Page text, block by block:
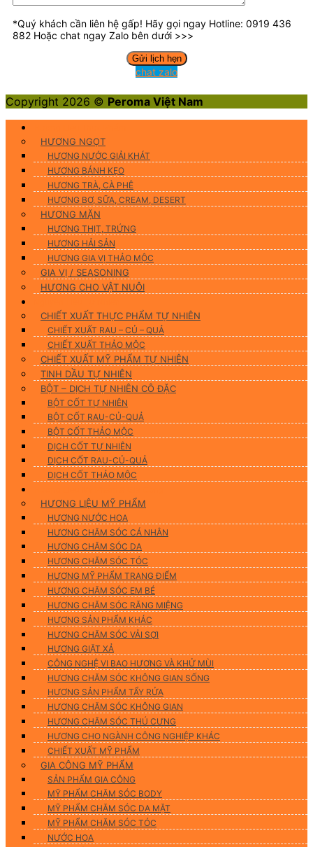
*Quý khách cần liên hệ gấp! Hãy gọi ngay Hotline: 0919 436
882 Hoặc chat ngay Zalo bên dưới >>>
chat zalo
Copyright 2026 © Peroma Việt Nam
HƯƠNG NGỌT
HƯƠNG NƯỚC GIẢI KHÁT
HƯƠNG BÁNH KẸO
HƯƠNG TRÀ, CÀ PHÊ
HƯƠNG BƠ, SỮA, CREAM, DESERT
HƯƠNG MẶN
HƯƠNG THỊT, TRỨNG
HƯƠNG HẢI SẢN
HƯƠNG GIA VỊ THẢO MỘC
GIA VỊ / SEASONING
HƯƠNG CHO VẬT NUÔI
CHIẾT XUẤT THỰC PHẨM TỰ NHIÊN
CHIẾT XUẤT RAU – CỦ – QUẢ
CHIẾT XUẤT THẢO MỘC
CHIẾT XUẤT MỸ PHẨM TỰ NHIÊN
TINH DẦU TỰ NHIÊN
BỘT – DỊCH TỰ NHIÊN CÔ ĐẶC
BỘT CỐT TỰ NHIÊN
BỘT CỐT RAU-CỦ-QUẢ
BỘT CỐT THẢO MỘC
DỊCH CỐT TỰ NHIÊN
DỊCH CỐT RAU-CỦ-QUẢ
DỊCH CỐT THẢO MỘC
HƯƠNG LIỆU MỸ PHẨM
HƯƠNG NƯỚC HOA
HƯƠNG CHĂM SÓC CÁ NHÂN
HƯƠNG CHĂM SÓC DA
HƯƠNG CHĂM SÓC TÓC
HƯƠNG MỸ PHẨM TRANG ĐIỂM
HƯƠNG CHĂM SÓC EM BÉ
HƯƠNG CHĂM SÓC RĂNG MIỆNG
HƯƠNG SẢN PHẨM KHÁC
HƯƠNG CHĂM SÓC VẢI SỢI
HƯƠNG GIẶT XẢ
CÔNG NGHỆ VI BAO HƯƠNG VÀ KHỬ MÙI
HƯƠNG CHĂM SÓC KHÔNG GIAN SỐNG
HƯƠNG SẢN PHẨM TẨY RỬA
HƯƠNG CHĂM SÓC KHÔNG GIAN
HƯƠNG CHĂM SÓC THÚ CƯNG
HƯƠNG CHO NGÀNH CÔNG NGHIỆP KHÁC
CHIẾT XUẤT MỸ PHẨM
GIA CÔNG MỸ PHẨM
SẢN PHẨM GIA CÔNG
MỸ PHẨM CHĂM SÓC BODY
MỸ PHẨM CHĂM SÓC DA MẶT
MỸ PHẨM CHĂM SÓC TÓC
NƯỚC HOA